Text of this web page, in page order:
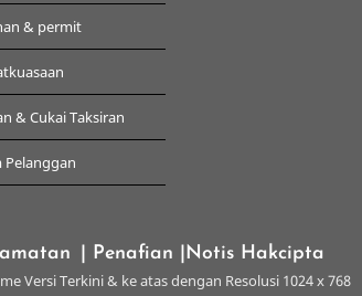
& permit
& Cukai Taksiran
Pelanggan
| Penafian |Notis Hakcipta
Versi Terkini & ke atas dengan Resolusi 1024 x 768